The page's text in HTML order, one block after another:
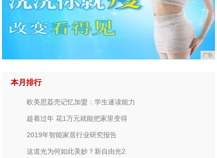
广告
本月排行
欧美思荔壳记忆加盟：学生速读能力
趁着过年 花1万元就能把家里变得
2019年智能家居行业研究报告
这道光为何如此美妙？新自由光2.